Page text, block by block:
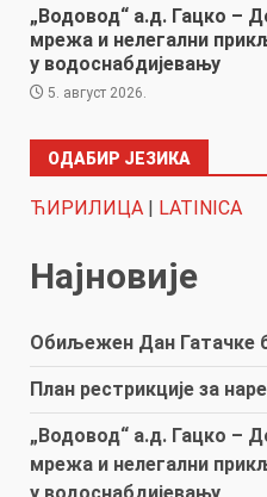
„Водовод“ а.д. Гацко –
мрежа и нелегални
у водоснабдијевању
5. август 2026.
ОДАБИР ЈЕЗИКА
ЋИРИЛИЦА | LATINICA
Најновије
Обиљежен Дан Гатачке
План рестрикције за
„Водовод“ а.д. Гацко –
мрежа и нелегални